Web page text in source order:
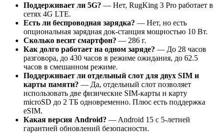
Поддерживает ли 5G? — Нет, RugKing 3 Pro работает в
сетях 4G LTE.
Есть ли беспроводная зарядка? — Нет, но есть
опциональная зарядная док-станция мощностью 10 Вт.
Сколько весит смартфон? — 286 г.
Как долго работает на одном заряде? — До 28 часов
разговора, до 430 часов в режиме ожидания, до 62.5
часов в смешанном режиме.
Поддерживает ли отдельный слот для двух SIM и
карты памяти? — Да, отдельный слот позволяет
использовать две физические SIM-карты и карту
microSD до 2 ТБ одновременно. Плюс есть поддержка
eSIM.
Какая версия Android? — Android 15 с 5-летней
гарантией обновлений безопасности.